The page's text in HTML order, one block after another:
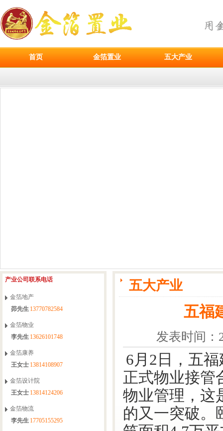
首页 金箔置业 五大产业
五大产业
五福
发表时间：
6月2日，五
正式物业接管
物业管理，这
的又一突破。
产业公司联系电话
金箔地产
茆先生 13770782584
金箔物业
李先生 13626101748
金箔康养
王女士 13814108907
金箔设计院
王女士 13814124206
金箔物流
李先生 17705155295